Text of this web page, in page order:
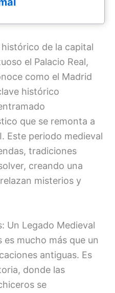
de la capital
el Palacio Real,
como el Madrid
histórico
que se remonta a
Este periodo medieval
tradiciones
creando una
misterios y
Un Legado Medieval
es mucho más que un
antiguas. Es
donde las
se